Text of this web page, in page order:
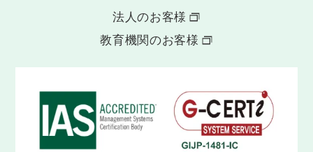
法人のお客様
教育機関のお客様